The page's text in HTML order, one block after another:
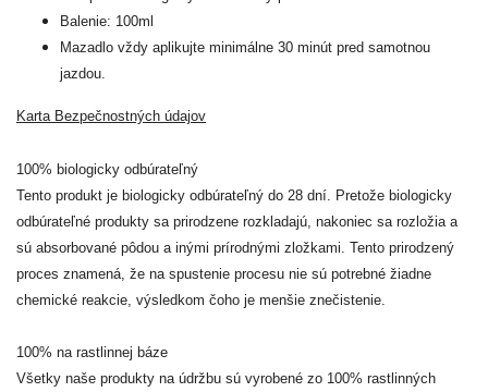
Balenie: 100ml
Mazadlo vždy aplikujte minimálne 30 minút pred samotnou
jazdou.
Karta Bezpečnostných údajov
100% biologicky odbúrateľný
Tento produkt je biologicky odbúrateľný do 28 dní. Pretože biologicky
odbúrateľné produkty sa prirodzene rozkladajú, nakoniec sa rozložia a
sú absorbované pôdou a inými prírodnými zložkami. Tento prirodzený
proces znamená, že na spustenie procesu nie sú potrebné žiadne
chemické reakcie, výsledkom čoho je menšie znečistenie.
100% na rastlinnej báze
Všetky naše produkty na údržbu sú vyrobené zo 100% rastlinných